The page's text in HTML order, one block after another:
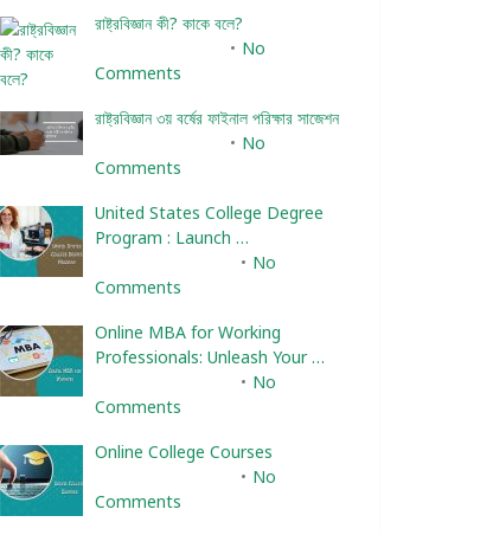
রাষ্ট্রবিজ্ঞান কী? কাকে বলে?
No
Comments
রাষ্ট্রবিজ্ঞান ৩য় বর্ষের ফাইনাল পরিক্ষার সাজেশন
No
Comments
United States College Degree
Program : Launch …
No
Comments
Online MBA for Working
Professionals: Unleash Your …
No
Comments
Online College Courses
No
Comments